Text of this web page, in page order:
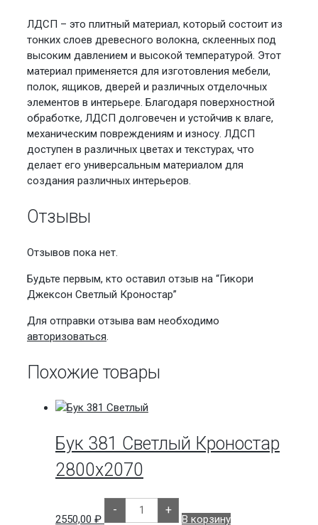
ЛДСП – это плитный материал, который состоит из
тонких слоев древесного волокна, склеенных под
высоким давлением и высокой температурой. Этот
материал применяется для изготовления мебели,
полок, ящиков, дверей и различных отделочных
элементов в интерьере. Благодаря поверхностной
обработке, ЛДСП долговечен и устойчив к влаге,
механическим повреждениям и износу. ЛДСП
доступен в различных цветах и текстурах, что
делает его универсальным материалом для
создания различных интерьеров.
Отзывы
Отзывов пока нет.
Будьте первым, кто оставил отзыв на “Гикори
Джексон Светлый Кроностар”
Для отправки отзыва вам необходимо
авторизоваться.
Похожие товары
Бук 381 Светлый Кроностар
2800х2070
2550,00 ₽
-
Количество
товара
+
В корзину